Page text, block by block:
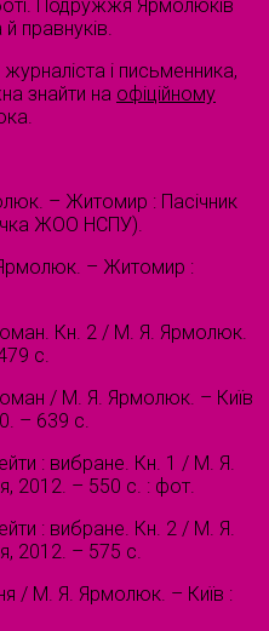
Подружжя Ярмолюків
правнуків.
і письменника,
знайти на офіційному
– Житомир : Пасічник
ЖОО НСПУ).
Ярмолюк. – Житомир :
Кн. 2 / М. Я. Ярмолюк.
с.
/ М. Я. Ярмолюк. – Київ
– 639 с.
: вибране. Кн. 1 / М. Я.
2012. – 550 с. : фот.
: вибране. Кн. 2 / М. Я.
2012. – 575 с.
/ М. Я. Ярмолюк. – Київ :